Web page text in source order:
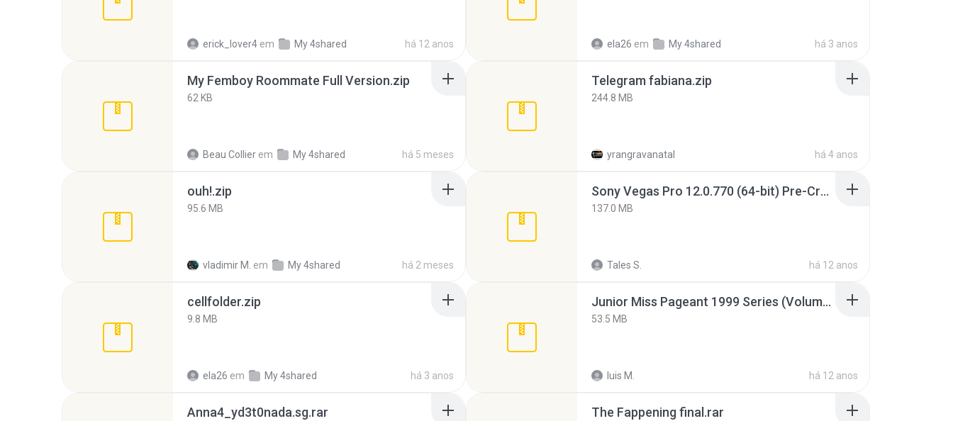
erick_lover4 em My 4shared há 12 anos ela26 em My 4shared há 3 anos
My Femboy Roommate Full Version.zip
62 KB
Beau Collier em My 4shared há 5 meses
Telegram fabiana.zip
244.8 MB
yrangravanatal há 4 anos
ouh!.zip
95.6 MB
vladimir M. em My 4shared há 2 meses
Sony Vegas Pro 12.0.770 (64-bit) Pre-Cracked.zip
137.0 MB
Tales S. há 12 anos
cellfolder.zip
9.8 MB
ela26 em My 4shared há 3 anos
Junior Miss Pageant 1999 Series (Volume I Part I NC 6).7z
53.5 MB
luis M. há 12 anos
Anna4_yd3t0nada.sg.rar The Fappening final.rar